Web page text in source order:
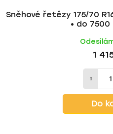
Sněhové řetězy 175/70
• do 7500
1
Do